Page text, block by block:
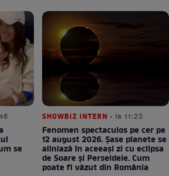
se
SHOWBIZ INTERN • la 11:25
Fenomen spectaculos pe cer pe
12 august 2026. Șase planete se
aliniază în aceeași zi cu eclipsa
de Soare și Perseidele. Cum
poate fi văzut din România